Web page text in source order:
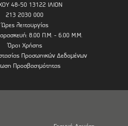
48-50 13122 ΙΛΙΟΝ
213 2030 000
Ώρες λειτουργίας
8.00 Π.Μ. - 6.00 Μ.Μ.
Όροι Χρήσης
Προσωπικών Δεδομένων
Προσβασιμότητας